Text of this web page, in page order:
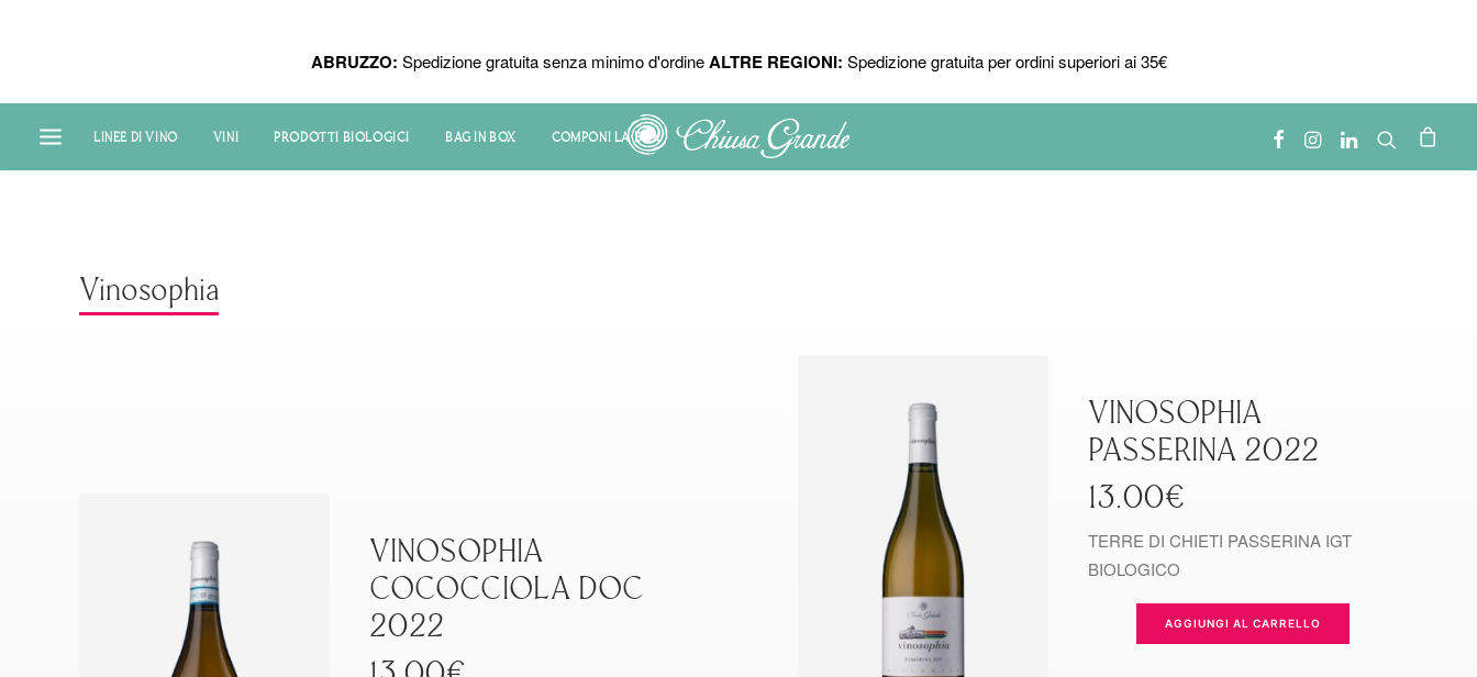
ABRUZZO: Spedizione gratuita senza minimo d'ordineALTRE REGIONI: Spedizione gratuita per ordini superiori ai 35€
LINEE DI VINO VINI PRODOTTI BIOLOGICI BAG IN BOX COMPONI LA BOX
Vinosophia
VINOSOPHIA
COCOCCIOLA DOC
2022
VINOSOPHIA
PASSERINA 2022
13.00€
TERRE DI CHIETI PASSERINA IGT
BIOLOGICO
AGGIUNGI AL CARRELLO